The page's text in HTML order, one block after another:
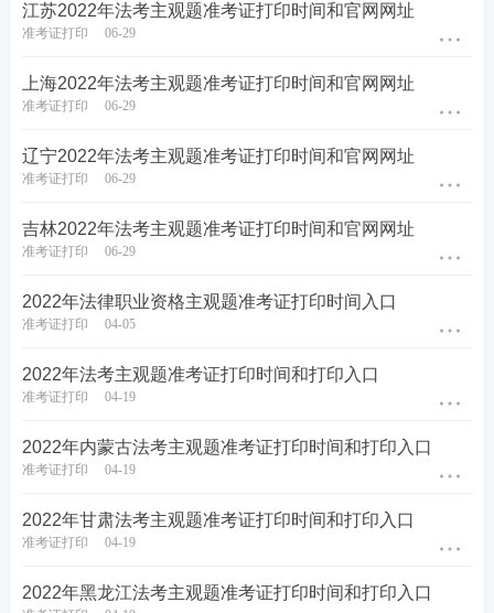
江苏2022年法考主观题准考证打印时间和官网网址
准考证打印 06-29
上海2022年法考主观题准考证打印时间和官网网址
准考证打印 06-29
辽宁2022年法考主观题准考证打印时间和官网网址
准考证打印 06-29
吉林2022年法考主观题准考证打印时间和官网网址
准考证打印 06-29
2022年法律职业资格主观题准考证打印时间入口
准考证打印 04-05
2022年法考主观题准考证打印时间和打印入口
准考证打印 04-19
2022年内蒙古法考主观题准考证打印时间和打印入口
准考证打印 04-19
2022年甘肃法考主观题准考证打印时间和打印入口
准考证打印 04-19
2022年黑龙江法考主观题准考证打印时间和打印入口